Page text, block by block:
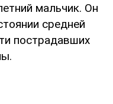
мальчик. Он
средней
пострадавших